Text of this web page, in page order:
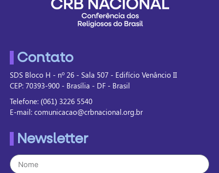
Contato
SDS Bloco H - nº 26 - Sala 507 - Edifício Venâncio II
CEP: 70393-900 - Brasília - DF - Brasil
Telefone: (061) 3226 5540
E-mail: comunicacao@crbnacional.org.br
Newsletter